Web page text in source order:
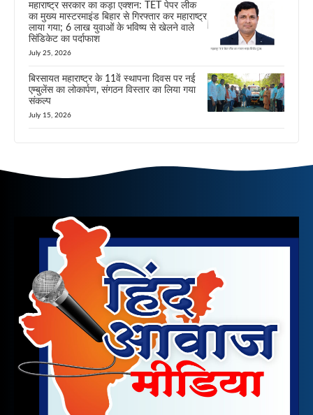
महाराष्ट्र सरकार का कड़ा एक्शन: TET पेपर लीक
का मुख्य मास्टरमाइंड बिहार से गिरफ्तार कर महाराष्ट्र
लाया गया; 6 लाख युवाओं के भविष्य से खेलने वाले
सिंडिकेट का पर्दाफाश
July 25, 2026
बिरसायत महाराष्ट्र के 11वें स्थापना दिवस पर नई
एम्बुलेंस का लोकार्पण, संगठन विस्तार का लिया गया
संकल्प
July 15, 2026